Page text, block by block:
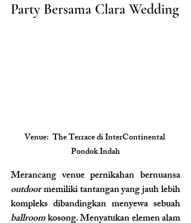
Party Bersama Clara Wedding
Venue:  The Terrace di InterContinental
Pondok Indah
outdoor memiliki tantangan yang jauh lebih
ballroom kosong. Menyatukan elemen alam